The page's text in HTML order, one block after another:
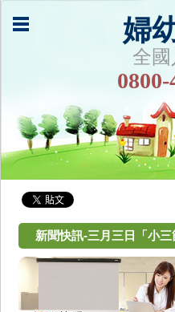
婦
全國
0800-
新聞快訊-三月三日「小